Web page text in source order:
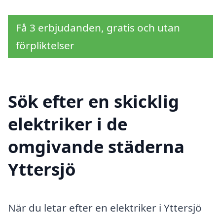
Få 3 erbjudanden, gratis och utan
förpliktelser
Sök efter en skicklig
elektriker i de
omgivande städerna
Yttersjö
När du letar efter en elektriker i Yttersjö